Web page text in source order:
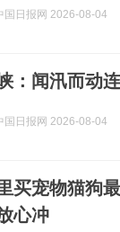
国日报网 2026-08-04
：闻汛而动
国日报网 2026-08-04
买宠物猫狗
心冲